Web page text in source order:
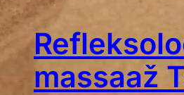
g
massaaž